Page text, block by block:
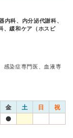
内科、内分泌代謝科、
、緩和ケア（ホスピ
感染症専門医、血液専
金 土 日 祝